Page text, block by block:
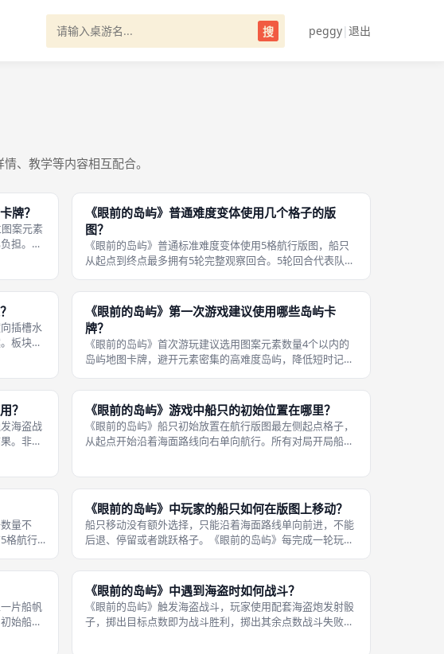
搜 peggy| 退出
、教学等内容相互配合。
牌？
案元素
担。同
《眼前的岛屿》普通难度变体使用几个格子的版
图？
《眼前的岛屿》普通标准难度变体使用5格航行版图，船只
从起点到终点最多拥有5轮完整观察回合。5轮回合代表队伍
固定，倒逼队伍高效利用每一次观察机会。 版图双面另一面
为更少格子的幼儿简易版图，
插槽水
板块必
《眼前的岛屿》第一次游戏建议使用哪些岛屿卡
牌？
《眼前的岛屿》首次游玩建议选用图案元素数量4个以内的
岛屿地图卡牌，避开元素密集的高难度岛屿，降低短时记忆
成准确集体判断，提升初次游玩的成就感。 熟练之后再挑选
拥有5至6种图案的困难岛屿卡牌
？
海盗战
。非战
《眼前的岛屿》游戏中船只的初始位置在哪里？
《眼前的岛屿》船只初始放置在航行版图最左侧起点格子，
从起点开始沿着海面路线向右单向航行。所有对局开局船模
位置，判断还剩余多少轮观察机会
量不
格航行
版图采
《眼前的岛屿》中玩家的船只如何在版图上移动？
船只移动没有额外选择，只能沿着海面路线单向前进，不能
后退、停留或者跳跃格子。《眼前的岛屿》每完成一轮玩家
图一格，不需要消耗资源。 版图格子数量对应难度变体，普
通难度使用5格路线。船只抵达最
片船帆
始船只
《眼前的岛屿》中遇到海盗时如何战斗？
《眼前的岛屿》触发海盗战斗，玩家使用配套海盗炮发射骰
子，掷出目标点数即为战斗胜利，掷出其余点数战斗失败。